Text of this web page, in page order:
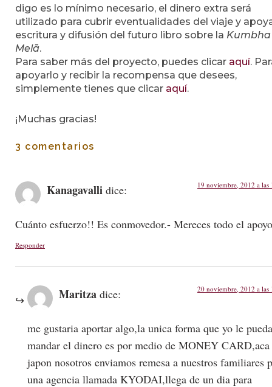
digo es lo mínimo necesario, el dinero extra será
utilizado para cubrir eventualidades del viaje y
escritura y difusión del futuro libro sobre la Kumbha
Melā.
Para saber más del proyecto, puedes clicar aquí.
apoyarlo y recibir la recompensa que desees,
simplemente tienes que clicar aquí.
¡Muchas gracias!
3 comentarios
Kanagavalli dice: 19 noviembre, 2012 a las
Cuánto esfuerzo!! Es conmovedor.- Mereces todo el
Responder
Maritza dice: 20 noviembre, 2012 a las
me gustaria aportar algo,la unica forma que yo le pueda
mandar el dinero es por medio de MONEY CARD,aca
japon nosotros enviamos remesa a nuestros familiares
una agencia llamada KYODAI,llega de un dia para